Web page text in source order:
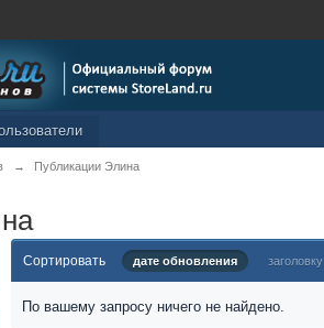
→ Публикации Элина
Сортировать дате обновления заголовку
По вашему запросу ничего не найдено.